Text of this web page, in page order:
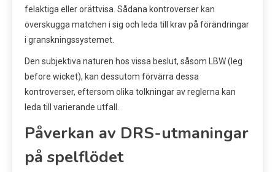
felaktiga eller orättvisa. Sådana kontroverser kan
överskugga matchen i sig och leda till krav på förändringar
i granskningssystemet.
Den subjektiva naturen hos vissa beslut, såsom LBW (leg
before wicket), kan dessutom förvärra dessa
kontroverser, eftersom olika tolkningar av reglerna kan
leda till varierande utfall.
Påverkan av DRS-utmaningar
på spelflödet